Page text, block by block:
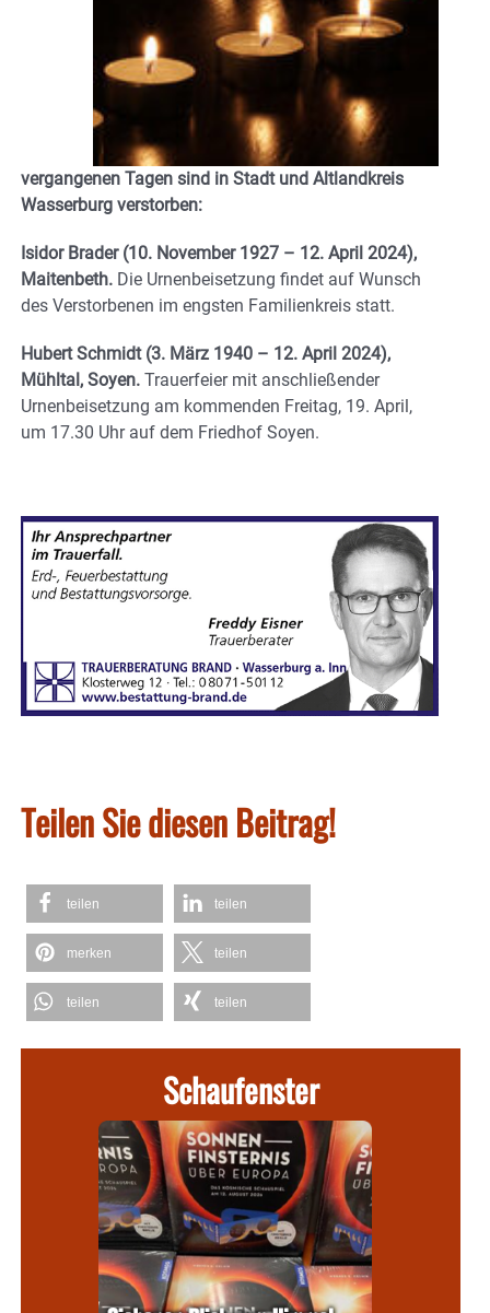
vergangenen Tagen sind in Stadt und Altlandkreis
Wasserburg verstorben:
Isidor Brader (10. November 1927 – 12. April 2024),
Maitenbeth. Die Urnenbeisetzung findet auf Wunsch
des Verstorbenen im engsten Familienkreis statt.
Hubert Schmidt (3. März 1940 – 12. April 2024),
Mühltal, Soyen. Trauerfeier mit anschließender
Urnenbeisetzung am kommenden Freitag, 19. April,
um 17.30 Uhr auf dem Friedhof Soyen.
Teilen Sie diesen Beitrag!
teilen teilen
merken teilen
teilen teilen
Schaufenster